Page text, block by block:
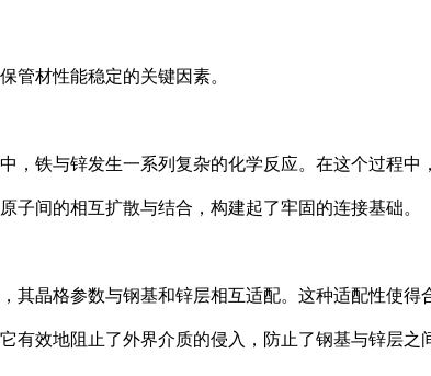
管材性能稳定的关键因素。
铁与锌发生一系列复杂的化学反应。在这个过程中
间的相互扩散与结合，构建起了牢固的连接基础。
格参数与钢基和锌层相互适配。这种适配性使得
效地阻止了外界介质的侵入，防止了钢基与锌层之